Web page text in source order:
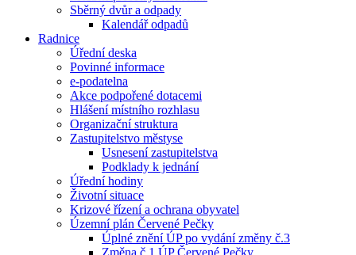
Sběrný dvůr a odpady
Kalendář odpadů
Radnice
Úřední deska
Povinné informace
e-podatelna
Akce podpořené dotacemi
Hlášení místního rozhlasu
Organizační struktura
Zastupitelstvo městyse
Usnesení zastupitelstva
Podklady k jednání
Úřední hodiny
Životní situace
Krizové řízení a ochrana obyvatel
Územní plán Červené Pečky
Úplné znění ÚP po vydání změny č.3
Změna č.1 ÚP Červené Pečky